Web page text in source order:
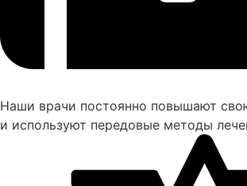
Наши врачи постоянно повышают
и используют передовые методы